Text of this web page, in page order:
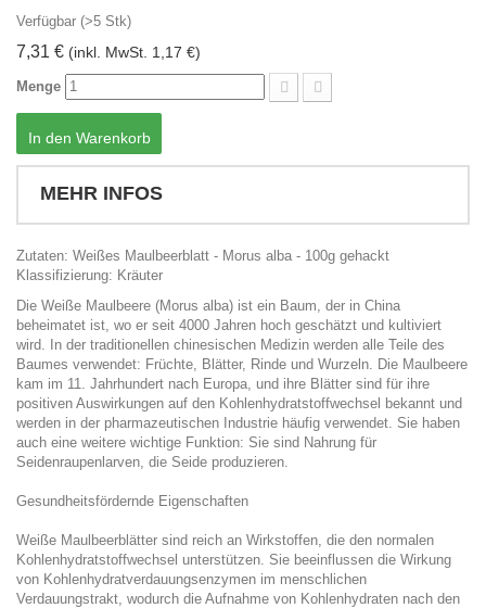
Verfügbar (>5 Stk)
7,31 € (inkl. MwSt. 1,17 €)
Menge
In den Warenkorb
MEHR INFOS
Zutaten: Weißes Maulbeerblatt - Morus alba - 100g gehackt
Klassifizierung: Kräuter
Die Weiße Maulbeere (Morus alba) ist ein Baum, der in China
beheimatet ist, wo er seit 4000 Jahren hoch geschätzt und kultiviert
wird. In der traditionellen chinesischen Medizin werden alle Teile des
Baumes verwendet: Früchte, Blätter, Rinde und Wurzeln. Die Maulbeere
kam im 11. Jahrhundert nach Europa, und ihre Blätter sind für ihre
positiven Auswirkungen auf den Kohlenhydratstoffwechsel bekannt und
werden in der pharmazeutischen Industrie häufig verwendet. Sie haben
auch eine weitere wichtige Funktion: Sie sind Nahrung für
Seidenraupenlarven, die Seide produzieren.
Gesundheitsfördernde Eigenschaften
Weiße Maulbeerblätter sind reich an Wirkstoffen, die den normalen
Kohlenhydratstoffwechsel unterstützen. Sie beeinflussen die Wirkung
von Kohlenhydratverdauungsenzymen im menschlichen
Verdauungstrakt, wodurch die Aufnahme von Kohlenhydraten nach den